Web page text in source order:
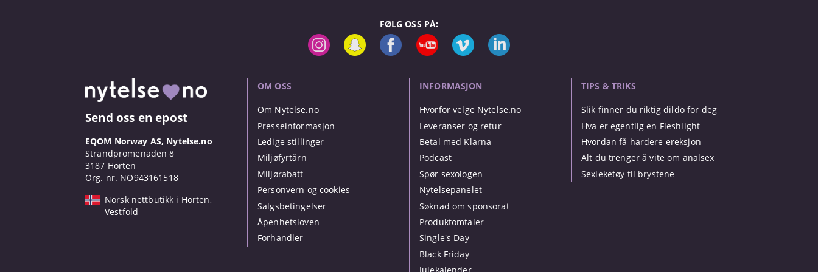
FØLG OSS PÅ:
Send oss en epost
EQOM Norway AS, Nytelse.no
Strandpromenaden 8
3187 Horten
Org. nr. NO943161518
Norsk nettbutikk i Horten,
Vestfold
OM OSS
Om Nytelse.no
Presseinformasjon
Ledige stillinger
Miljøfyrtårn
Miljørabatt
Personvern og cookies
Salgsbetingelser
Åpenhetsloven
Forhandler
INFORMASJON
Hvorfor velge Nytelse.no
Leveranser og retur
Betal med Klarna
Podcast
Spør sexologen
Nytelsepanelet
Søknad om sponsorat
Produktomtaler
Single's Day
Black Friday
TIPS & TRIKS
Slik finner du riktig dildo for deg
Hva er egentlig en Fleshlight
Hvordan få hardere ereksjon
Alt du trenger å vite om analsex
Sexleketøy til brystene